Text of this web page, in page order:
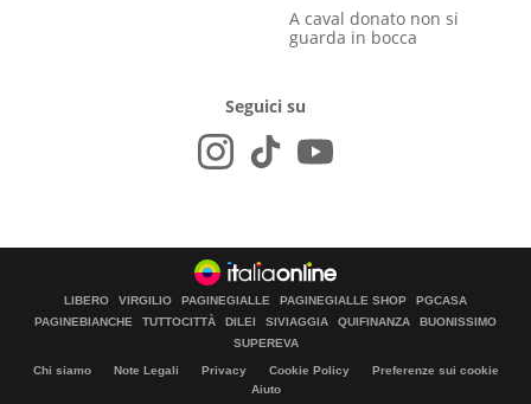
A caval donato non si
guarda in bocca
Seguici su
LIBERO VIRGILIO PAGINEGIALLE PAGINEGIALLE SHOP
PGCASA
PAGINEBIANCHE
TUTTOCITTÀ DILEI SIVIAGGIA QUIFINANZA
BUONISSIMO
SUPEREVA
Chi siamo Note Legali Privacy Cookie Policy
Preferenze sui cookie
Aiuto